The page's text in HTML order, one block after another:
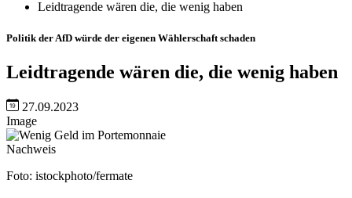
Leidtragende wären die, die wenig haben
Politik der AfD würde der eigenen Wählerschaft schaden
Leidtragende wären die, die wenig haben
27.09.2023
Image
Nachweis
Foto: istockphoto/fermate